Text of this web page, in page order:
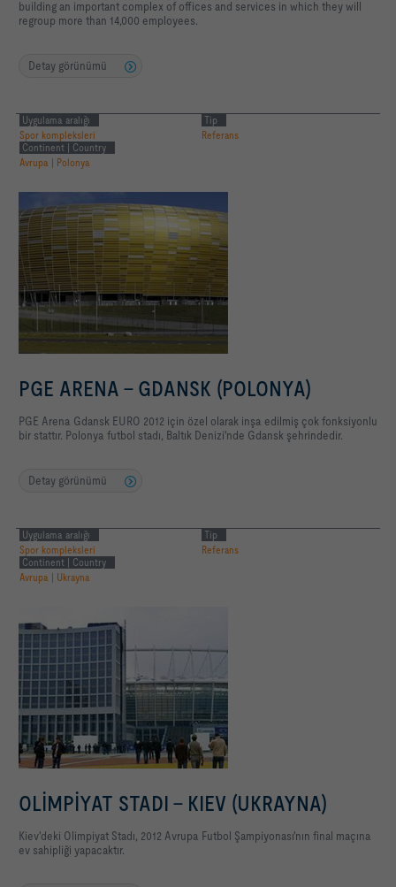
building an important complex of offices and services in which they will
regroup more than 14,000 employees.
Detay görünümü
Uygulama aralığı
Spor kompleksleri
Tip
Referans
Continent | Country
Avrupa | Polonya
PGE ARENA - GDANSK (POLONYA)
PGE Arena Gdansk EURO 2012 için özel olarak inşa edilmiş çok fonksiyonlu
bir stattır. Polonya futbol stadı, Baltık Denizi'nde Gdansk şehrindedir.
Detay görünümü
Uygulama aralığı
Spor kompleksleri
Tip
Referans
Continent | Country
Avrupa | Ukrayna
OLİMPİYAT STADI - KIEV (UKRAYNA)
Kiev'deki Olimpiyat Stadı, 2012 Avrupa Futbol Şampiyonası'nın final maçına
ev sahipliği yapacaktır.